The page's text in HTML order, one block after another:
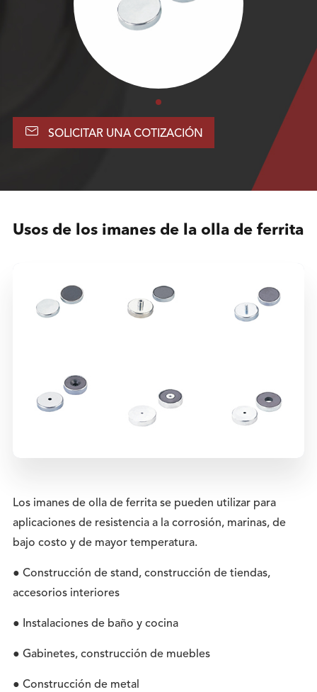
 SOLICITAR UNA COTIZACIÓN
Usos de los imanes de la olla de ferrita
Los imanes de olla de ferrita se pueden utilizar para
aplicaciones de resistencia a la corrosión, marinas, de
bajo costo y de mayor temperatura.
● Construcción de stand, construcción de tiendas,
accesorios interiores
● Instalaciones de baño y cocina
● Gabinetes, construcción de muebles
● Construcción de metal